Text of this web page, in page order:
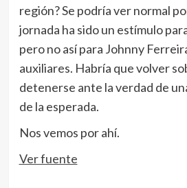
región? Se podría ver normal
jornada ha sido un estímulo
pero no así para Johnny
auxiliares. Habría que volver
detenerse ante la verdad de
de la esperada.
Nos vemos por ahí.
Ver fuente